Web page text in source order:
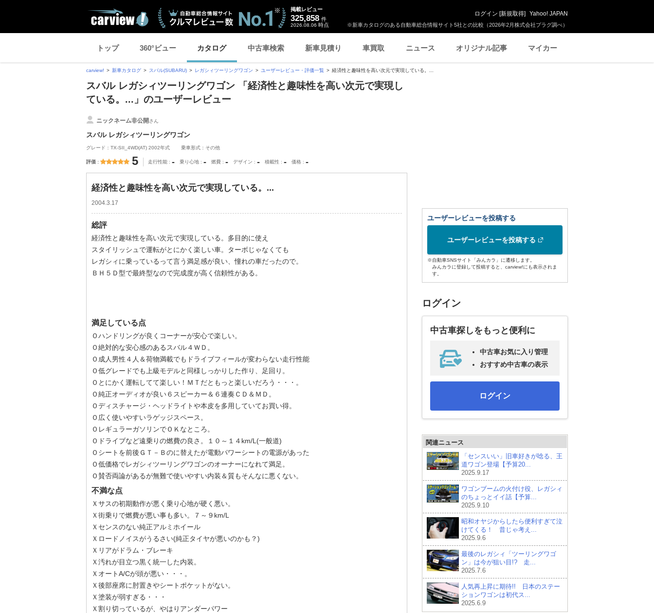
※新車カタログのある自動車総合情報サイト5社との比較（2026年2月株式会社プラグ調べ）
掲載レビュー
325,858 件
2026.08.06 時点
ログイン [新規取得] Yahoo! JAPAN
トップ 360°ビュー カタログ 中古車検索 新車見積り 車買取 ニュース オリジナル記事 マイカー
carview! 新車カタログ スバル(SUBARU) レガシィツーリングワゴン ユーザーレビュー・評価一覧 経済性と趣味性を高い次元で実現している。...
スバル レガシィツーリングワゴン 「経済性と趣味性を高い次元で実現し
ている。...」のユーザーレビュー
ニックネーム非公開さん
スバル レガシィツーリングワゴン
グレード：TX-SII_4WD(AT) 2002年式 乗車形式：その他
評価 5 走行性能 - 乗り心地 - 燃費 - デザイン - 積載性 - 価格 -
経済性と趣味性を高い次元で実現している。...
2004.3.17
総評
経済性と趣味性を高い次元で実現している。多目的に使え
スタイリッシュで運転がとにかく楽しい車。ターボじゃなくても
レガシィに乗っているって言う満足感が良い、憧れの車だったので。
ＢＨ５Ｄ型で最終型なので完成度が高く信頼性がある。
満足している点
Ｏハンドリングが良くコーナーが安心で楽しい。
Ｏ絶対的な安心感のあるスバル４ＷＤ。
Ｏ成人男性４人＆荷物満載でもドライブフィールが変わらない走行性能
Ｏ低グレードでも上級モデルと同様しっかりした作り、足回り。
Ｏとにかく運転してて楽しい！ＭＴだともっと楽しいだろう・・・。
Ｏ純正オーディオが良い６スピーカー＆６連奏ＣＤ＆ＭＤ。
Ｏディスチャージ・ヘッドライトや本皮を多用していてお買い得。
Ｏ広く使いやすいラゲッジスペース。
ＯレギュラーガソリンでＯＫなところ。
Ｏドライブなど遠乗りの燃費の良さ。１０～１４km/L(一般道)
Ｏシートを前後ＧＴ－Ｂのに替えたが電動パワーシートの電源があった
Ｏ低価格でレガシィツーリングワゴンのオーナーになれて満足。
Ｏ賛否両論があるが無難で使いやすい内装＆質もそんなに悪くない。
不満な点
Ｘサスの初期動作が悪く乗り心地が硬く悪い。
Ｘ街乗りで燃費が悪い事も多い。７～９km/L
Ｘセンスのない純正アルミホイール
Ｘロードノイスがうるさい(純正タイヤが悪いのかも？)
Ｘリアがドラム・ブレーキ
Ｘ汚れが目立つ黒く統一した内装。
ＸオートA/Cが頭が悪い・・・。
Ｘ後部座席に肘置きやシートポケットがない。
Ｘ塗装が弱すぎる・・・
Ｘ割り切っているが、やはりアンダーパワー
ユーザーレビューを投稿する
ユーザーレビューを投稿する
※自動車SNSサイト「みんカラ」に遷移します。
みんカラに登録して投稿すると、carview!にも表示されま
す。
ログイン
中古車探しをもっと便利に
中古車お気に入り管理
おすすめ中古車の表示
ログイン
関連ニュース
「センスいい」旧車好きが唸る、王
道ワゴン登場【予算20...
2025.9.17
ワゴンブームの火付け役、レガシィ
のちょっとイイ話【予算...
2025.9.10
昭和オヤジからしたら便利すぎて泣
けてくる！ 昔じゃ考え...
2025.9.6
最後のレガシィ「ツーリングワゴ
ン」は今が狙い目!? 走...
2025.7.6
人気再上昇に期待!! 日本のステー
ションワゴンは初代ス...
2025.6.9